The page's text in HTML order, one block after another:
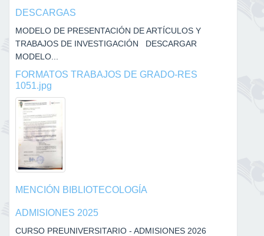
DESCARGAS
MODELO DE PRESENTACIÓN DE ARTÍCULOS Y
TRABAJOS DE INVESTIGACIÓN DESCARGAR
MODELO...
FORMATOS TRABAJOS DE GRADO-RES
1051.jpg
MENCIÓN BIBLIOTECOLOGÍA
ADMISIONES 2025
CURSO PREUNIVERSITARIO - ADMISIONES 2026